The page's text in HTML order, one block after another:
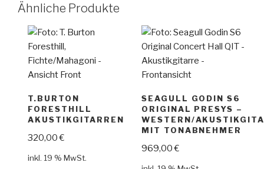
Ähnliche Produkte
T.BURTON
FORESTHILL
AKUSTIKGITARREN
320,00€
inkl. 19 % MwSt.
SEAGULL GODIN S6
ORIGINAL PRESYS –
WESTERN/
MIT TONABNEHMER
969,00€